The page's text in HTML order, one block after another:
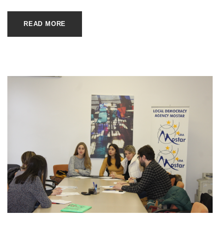
READ MORE